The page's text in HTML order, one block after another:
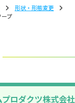
形状‧形態変更
プ
ロダクツ株式会社